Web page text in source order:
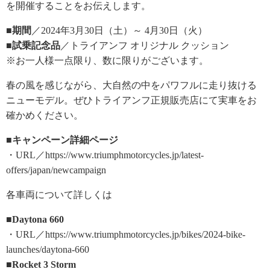
を開催することをお伝えします。
■期間 ／2024年3月30日（土）～ 4月30日（火）
■試乗記念品 ／トライアンフ オリジナル クッション
※お一人様一点限り、数に限りがございます。
春の風を感じながら、大自然の中をパワフルに走り抜ける
ニューモデル。ぜひトライアンフ正規販売店にて実車をお
確かめください。
■キャンペーン詳細ページ
・URL／https://www.triumphmotorcycles.jp/latest-
offers/japan/newcampaign
各車両について詳しくは
■Daytona 660
・URL／https://www.triumphmotorcycles.jp/bikes/2024-bike-
launches/daytona-660
■Rocket 3 Storm